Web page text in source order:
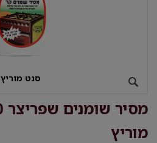
סנט מוריץ
מוריץ